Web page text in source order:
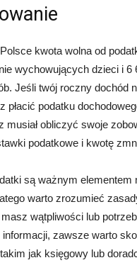
kwota wolna od
wychowujących dzieci i 6
Jeśli twój roczny dochód
płacić podatku
musiał obliczyć swoje
podatkowe i kwotę
są ważnym elementem
warto zrozumieć
wątpliwości lub
informacji, zawsze warto
jak księgowy lub